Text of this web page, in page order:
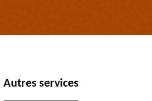
Autres services